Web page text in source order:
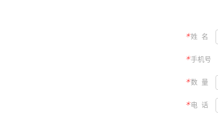
＊姓 名
＊手机号
＊数 量
＊电 话